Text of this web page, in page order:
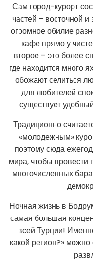
Сам город-курорт
частей – восточной
огромное обилие
кафе прямо у
второе – это более
где находится много
обожают селиться
для любителей
существует
Традиционно
«молодежным»
поэтому сюда
мира, чтобы провести
многочисленных
Ночная жизнь в
самая большая
всей Турции!
какой регион?»